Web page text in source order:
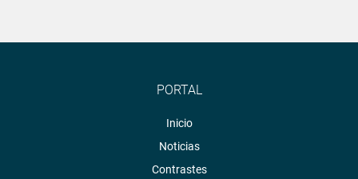
PORTAL
Inicio
Noticias
Contrastes